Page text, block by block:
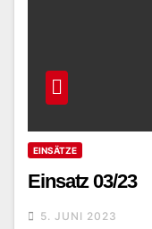
EINSÄTZE
Einsatz 03/23
5. JUNI 2023